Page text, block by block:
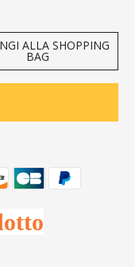
ALLA SHOPPING
BAG